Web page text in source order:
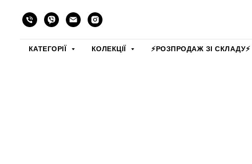
КАТЕГОРІЇ КОЛЕКЦІЇ ⚡️РОЗПРОДАЖ ЗІ СКЛАДУ⚡️